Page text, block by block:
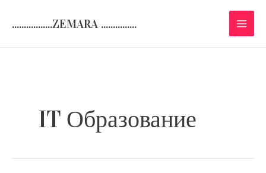
content
.................ZEMARA ...............
IT Образование